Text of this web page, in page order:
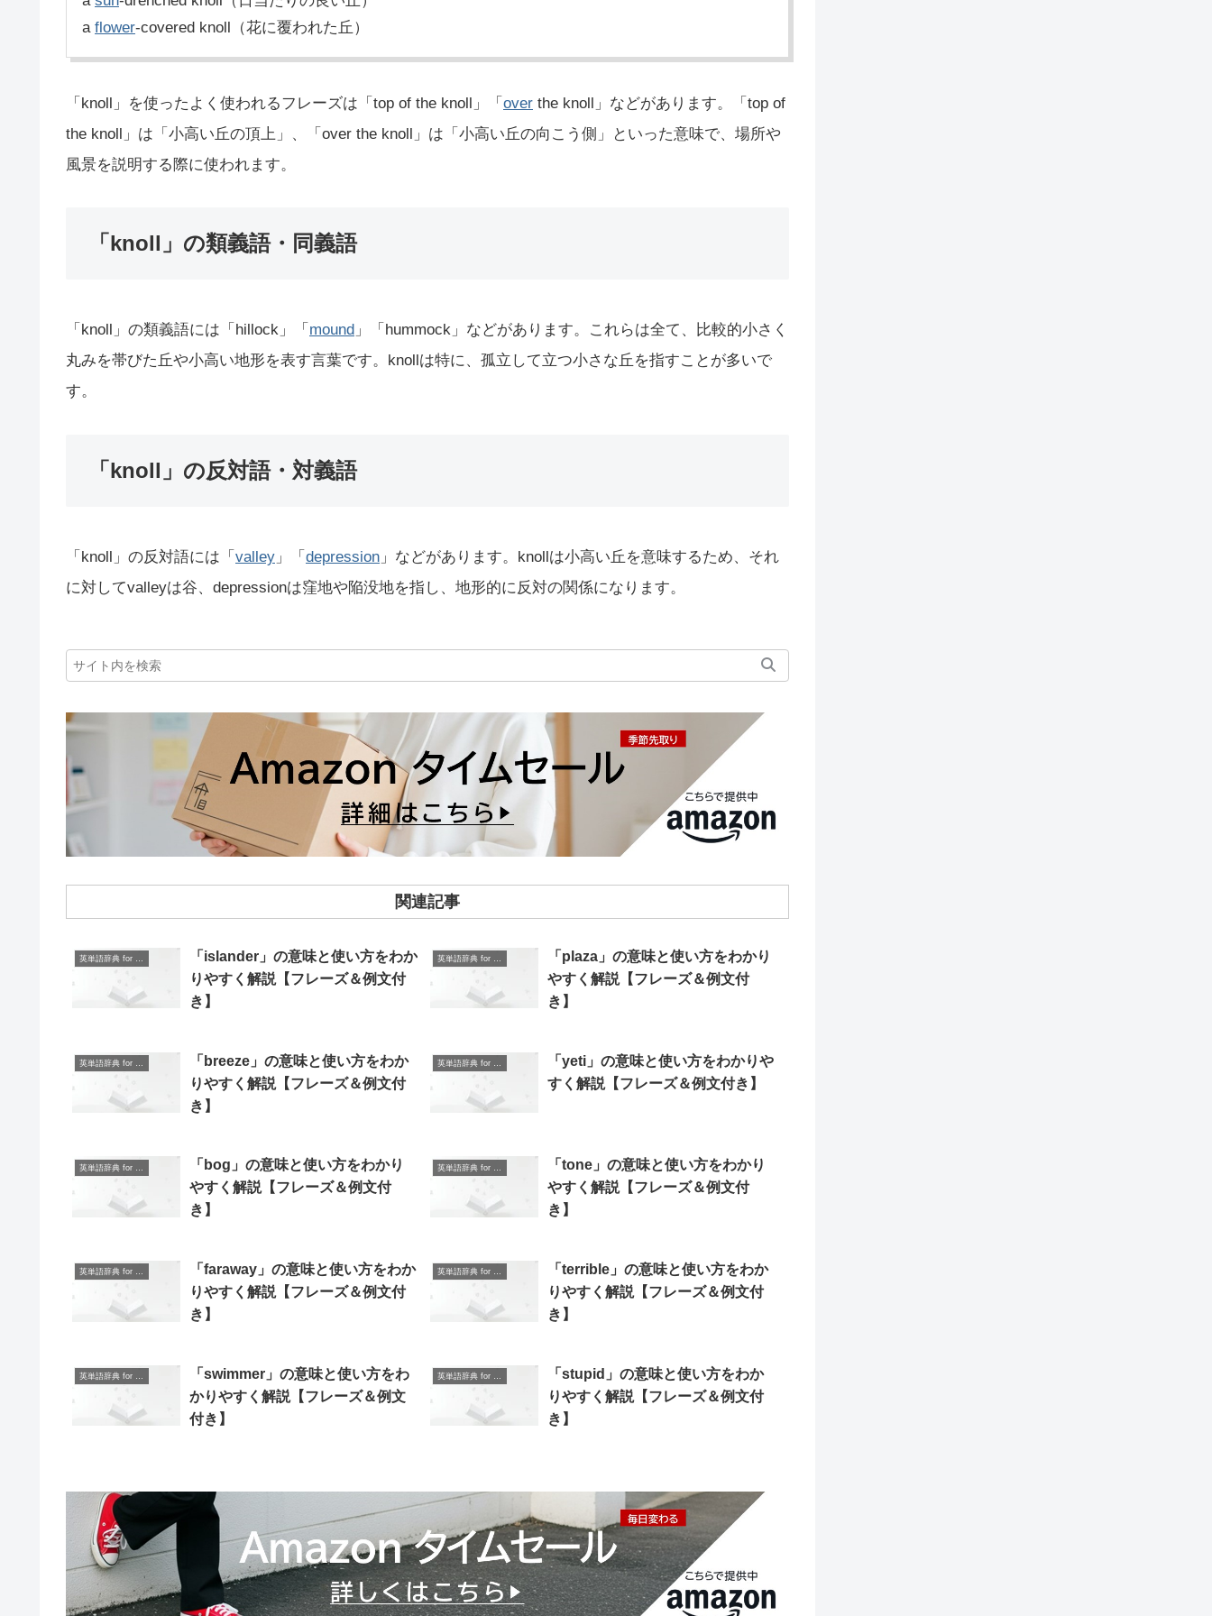
a flower-covered knoll（花に覆われた丘）
「knoll」を使ったよく使われるフレーズは「top of the knoll」「 over the knoll」などがあります。「top of
the knoll」は「小高い丘の頂上」、「over the knoll」は「小高い丘の向こう側」といった意味で、場所や
風景を説明する際に使われます。
「knoll」の類義語・同義語
「knoll」の類義語には「hillock」「 mound 」「hummock」などがあります。これらは全て、比較的小さく
丸みを帯びた丘や小高い地形を表す言葉です。knollは特に、孤立して立つ小さな丘を指すことが多いで
す。
「knoll」の反対語・対義語
「knoll」の反対語には「 valley 」「 depression 」などがあります。knollは小高い丘を意味するため、それ
に対してvalleyは谷、depressionは窪地や陥没地を指し、地形的に反対の関係になります。
関連記事
「islander」の意味と使い方をわか
りやすく解説【フレーズ＆例文付
き】
「plaza」の意味と使い方をわかり
やすく解説【フレーズ＆例文付
き】
「breeze」の意味と使い方をわか
りやすく解説【フレーズ＆例文付
き】
「yeti」の意味と使い方をわかりや
すく解説【フレーズ＆例文付き】
「bog」の意味と使い方をわかり
やすく解説【フレーズ＆例文付
き】
「tone」の意味と使い方をわかり
やすく解説【フレーズ＆例文付
き】
英単語辞典 for Beginners
「faraway」の意味と使い方をわか
りやすく解説【フレーズ＆例文付
き】
英単語辞典 for Beginners
「terrible」の意味と使い方をわか
りやすく解説【フレーズ＆例文付
き】
英単語辞典 for Beginners
「swimmer」の意味と使い方をわ
かりやすく解説【フレーズ＆例文
付き】
英単語辞典 for Beginners
「stupid」の意味と使い方をわか
りやすく解説【フレーズ＆例文付
き】